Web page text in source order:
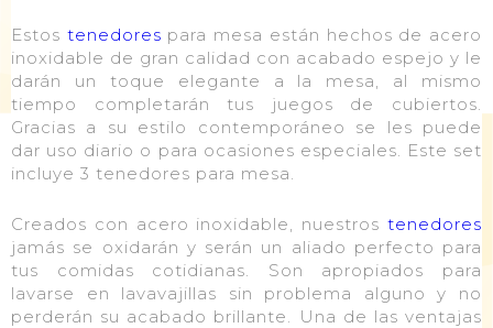
Estos tenedores para mesa están hechos de acero
inoxidable de gran calidad con acabado espejo y le
darán un toque elegante a la mesa, al mismo
tiempo completarán tus juegos de cubiertos.
Gracias a su estilo contemporáneo se les puede
dar uso diario o para ocasiones especiales. Este set
incluye 3 tenedores para mesa.
Creados con acero inoxidable, nuestros tenedores
jamás se oxidarán y serán un aliado perfecto para
tus comidas cotidianas. Son apropiados para
lavarse en lavavajillas sin problema alguno y no
perderán su acabado brillante. Una de las ventajas